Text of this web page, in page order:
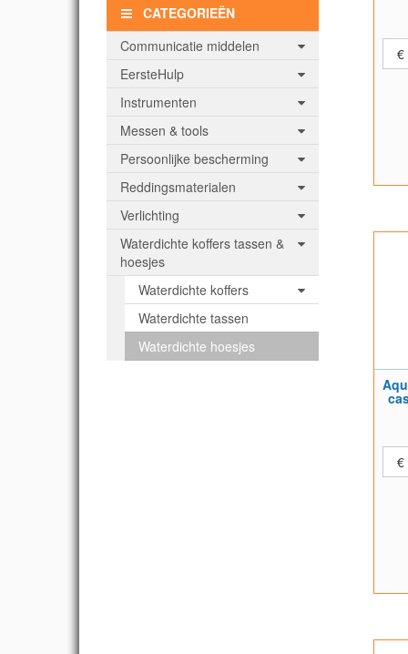
CATEGORIEËN
Communicatie middelen
EersteHulp
Instrumenten
Messen & tools
Persoonlijke bescherming
Reddingsmaterialen
Verlichting
Waterdichte koffers tassen &
hoesjes
Waterdichte koffers
Waterdichte tassen
Waterdichte hoesjes
€
€